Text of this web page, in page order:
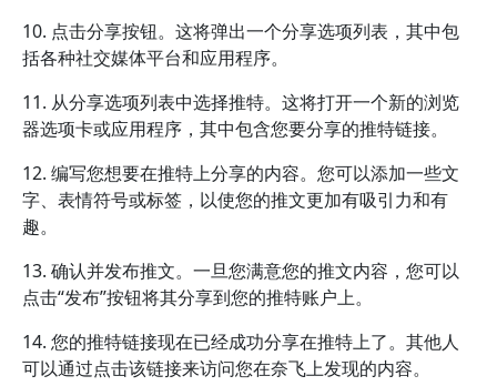
10. 点击分享按钮。这将弹出一个分享选项列表，其中包
括各种社交媒体平台和应用程序。
11. 从分享选项列表中选择推特。这将打开一个新的浏览
器选项卡或应用程序，其中包含您要分享的推特链接。
12. 编写您想要在推特上分享的内容。您可以添加一些文
字、表情符号或标签，以使您的推文更加有吸引力和有
趣。
13. 确认并发布推文。一旦您满意您的推文内容，您可以
点击“发布”按钮将其分享到您的推特账户上。
14. 您的推特链接现在已经成功分享在推特上了。其他人
可以通过点击该链接来访问您在奈飞上发现的内容。